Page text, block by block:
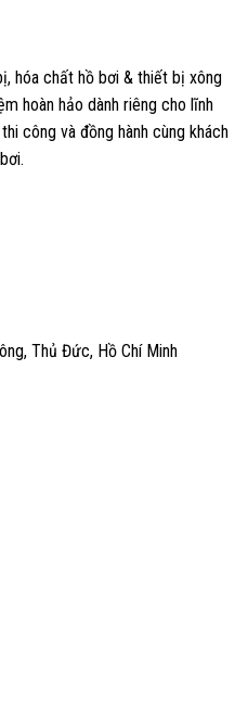
hóa chất hồ bơi & thiết bị xông
hoàn hảo dành riêng cho lĩnh
công và đồng hành cùng khách
Thủ Đức, Hồ Chí Minh